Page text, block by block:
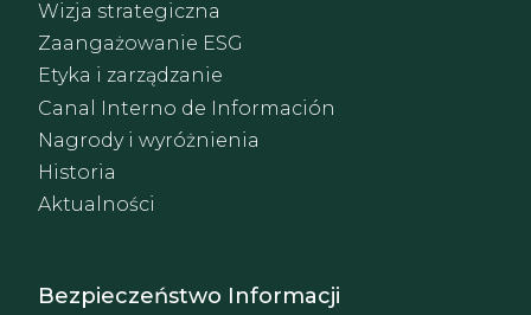
Wizja strategiczna
Zaangażowanie ESG
Etyka i zarządzanie
Canal Interno de Información
Nagrody i wyróżnienia
Historia
Aktualności
Footer - Extranet y
Bezpieczeństwo Informacji